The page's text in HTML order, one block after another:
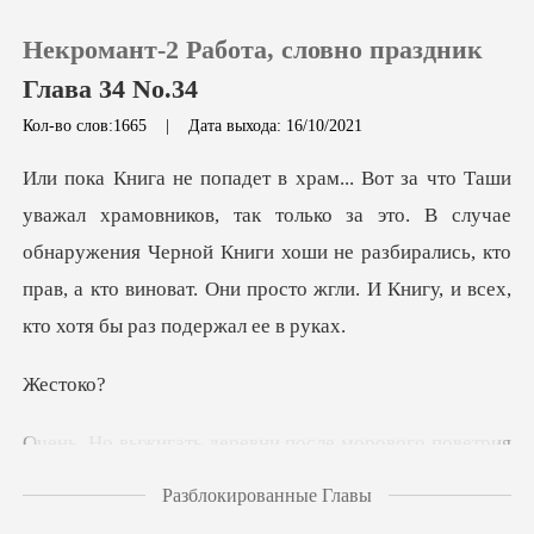
0
Пополнить
Выйти
Некромант-2 Работа, словно праздник
Глава 34 No.34
Кол-во слов:1665 | Дата выхода: 16/10/2021
ко за это. В случае
обнаружения Черной Книги хоши не разбирались, кто
прав, а кт
ст
е морового поветрия
Разблокированные Главы